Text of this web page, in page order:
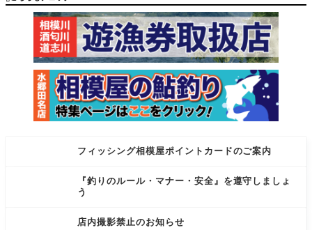
フィッシング相模屋ポイントカードのご案内
『釣りのルール・マナー・安全』を遵守しましょ
う
店内撮影禁止のお知らせ
ルイカ、
ム
釣法で